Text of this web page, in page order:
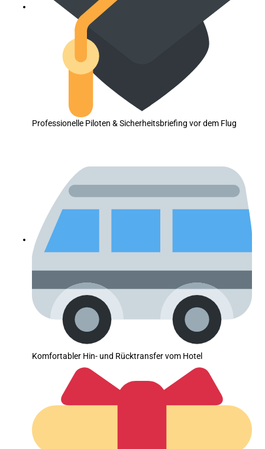
Professionelle Piloten & Sicherheitsbriefing vor dem Flug
Komfortabler Hin- und Rücktransfer vom Hotel